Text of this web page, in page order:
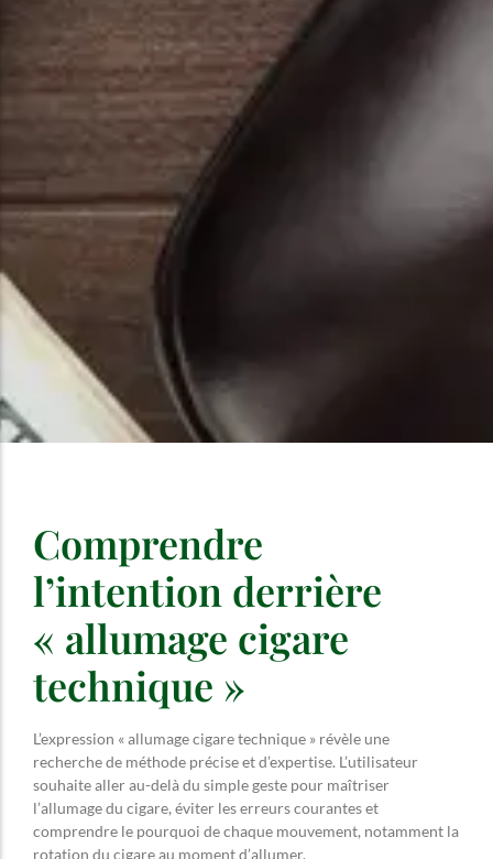
Comprendre
l’intention derrière
« allumage cigare
technique »
L’expression « allumage cigare technique » révèle une
recherche de méthode précise et d’expertise. L’utilisateur
souhaite aller au-delà du simple geste pour maîtriser
l’allumage du cigare, éviter les erreurs courantes et
comprendre le pourquoi de chaque mouvement, notamment la
rotation du cigare au moment d’allumer.